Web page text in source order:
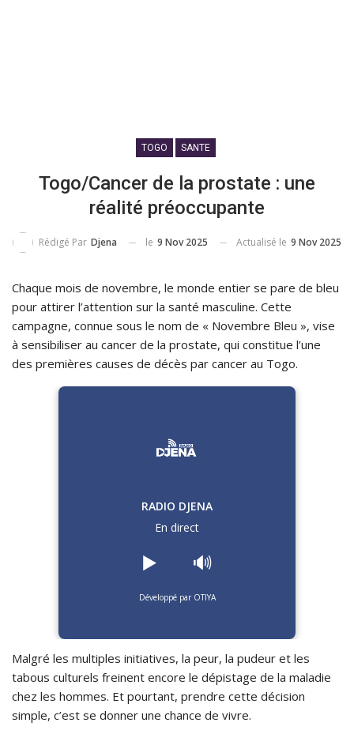
TOGO SANTE
Togo/Cancer de la prostate : une
réalité préoccupante
Rédigé Par Djena le 9 Nov 2025 Actualisé le 9 Nov 2025
Chaque mois de novembre, le monde entier se pare de bleu
pour attirer l’attention sur la santé masculine. Cette
campagne, connue sous le nom de « Novembre Bleu », vise
à sensibiliser au cancer de la prostate, qui constitue l’une
des premières causes de décès par cancer au Togo.
RADIO DJENA
En direct
▶️ 🔊
Développé par OTIYA
Malgré les multiples initiatives, la peur, la pudeur et les
tabous culturels freinent encore le dépistage de la maladie
chez les hommes. Et pourtant, prendre cette décision
simple, c’est se donner une chance de vivre.